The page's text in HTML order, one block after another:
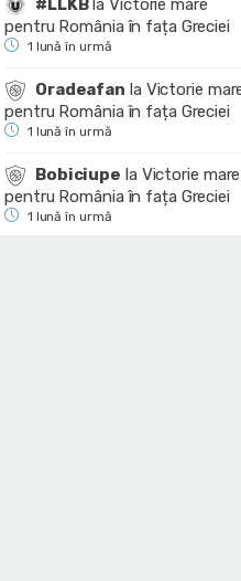
#LLKBlaVictorie mare
pentru România în fața Greciei
1 lună în urmă
Oradeafan la Victorie
pentru România în fața Greciei
1 lună în urmă
Bobiciupe la Victorie mare
pentru România în fața Greciei
1 lună în urmă